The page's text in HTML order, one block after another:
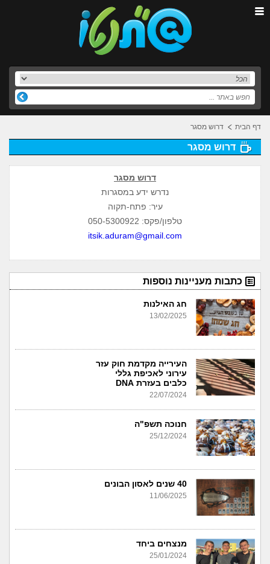
דף הבית דרוש מסגר
דרוש מסגר
דרוש מסגר
נדרש ידע במסגרות
עיר: פתח-תקוה
טלפון/פקס: 050-5300922
itsik.aduram@gmail.com
כתבות מעניינות נוספות
חג האילנות
13/02/2025
העירייה מקדמת חוק עזר
עירוני לאכיפת גללי
כלבים בעזרת DNA
22/07/2024
חנוכה תשפ"ה
25/12/2024
40 שנים לאסון הבונים
11/06/2025
מנצחים ביחד
25/01/2024